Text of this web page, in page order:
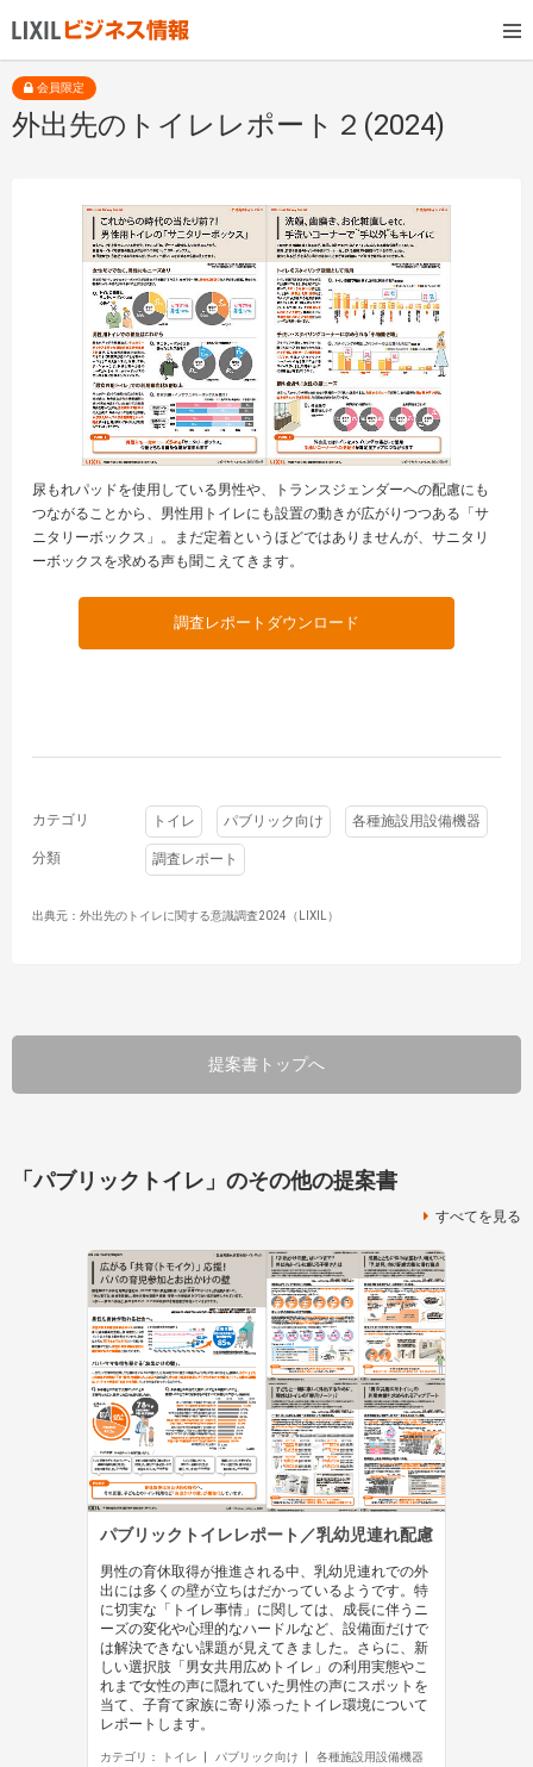
会員限定
外出先のトイレレポート２(2024)
尿もれパッドを使用している男性や、トランスジェンダーへの配慮にも
つながることから、男性用トイレにも設置の動きが広がりつつある「サ
ニタリーボックス」。まだ定着というほどではありませんが、サニタリ
ーボックスを求める声も聞こえてきます。
調査レポートダウンロード
カテゴリ トイレ パブリック向け 各種施設用設備機器
分類 調査レポート
出典元：外出先のトイレに関する意識調査2024（LIXIL）
提案書トップへ
「パブリックトイレ」のその他の提案書
すべてを見る
パブリックトイレレポート／乳幼児連れ配慮
男性の育休取得が推進される中、乳幼児連れでの外
出には多くの壁が立ちはだかっているようです。特
に切実な「トイレ事情」に関しては、成長に伴うニ
ーズの変化や心理的なハードルなど、設備面だけで
は解決できない課題が見えてきました。さらに、新
しい選択肢「男女共用広めトイレ」の利用実態やこ
れまで女性の声に隠れていた男性の声にスポットを
当て、子育て家族に寄り添ったトイレ環境について
レポートします。
カテゴリ： トイレ パブリック向け 各種施設用設備機器